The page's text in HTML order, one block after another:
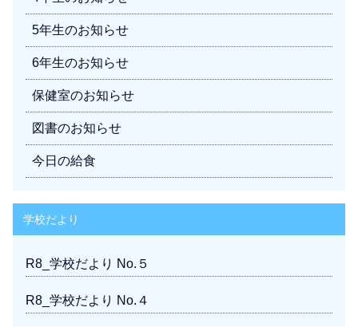
5年生のお知らせ
6年生のお知らせ
保健室のお知らせ
図書のお知らせ
今日の給食
学校だより
R8_学校だより No.５
R8_学校だより No.４